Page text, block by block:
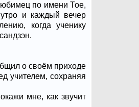
по имени Тое,
и каждый вечер
когда ученику
о своём приходе
учителем, сохраняя
мне, как звучит